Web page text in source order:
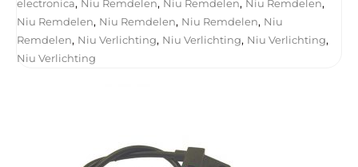
electronica, Niu Remdelen, Niu Remdelen, Niu Remdelen,
Niu Remdelen, Niu Remdelen, Niu Remdelen, Niu
Remdelen, Niu Verlichting, Niu Verlichting, Niu Verlichting,
Niu Verlichting